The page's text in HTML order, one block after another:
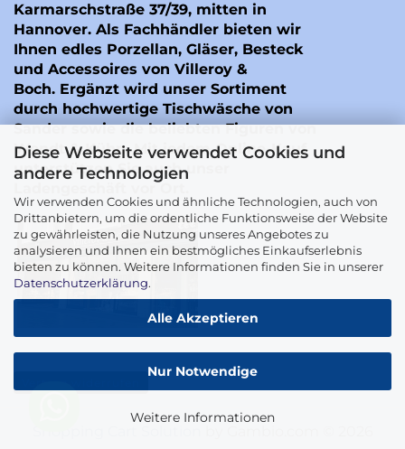
Diese Webseite verwendet Cookies und
andere Technologien
Wir verwenden Cookies und ähnliche Technologien, auch von
Drittanbietern, um die ordentliche Funktionsweise der Website
zu gewährleisten, die Nutzung unseres Angebotes zu
analysieren und Ihnen ein bestmögliches Einkaufserlebnis
bieten zu können. Weitere Informationen finden Sie in unserer
Datenschutzerklärung.
Alle Akzeptieren
Nur Notwendige
Weitere Informationen
Karmarschstraße 37/39, mitten in
Hannover. Als Fachhändler bieten wir
Ihnen edles Porzellan, Gläser, Besteck
und Accessoires von Villeroy &
Boch. Ergänzt wird unser Sortiment
durch hochwertige Tischwäsche von
Sandersowie die beliebten Figuren von
Wendt & Kühn. Mit jedem Online-Kauf
unterstützen Sie auch unser